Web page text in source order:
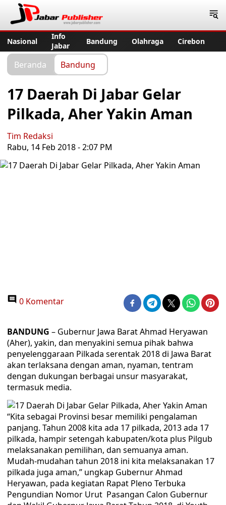
Nasional
Info
Jabar
Bandung Olahraga Cirebon
Beranda Bandung
17 Daerah Di Jabar Gelar
Pilkada, Aher Yakin Aman
Tim Redaksi
Rabu, 14 Feb 2018 - 2:07 PM
0 Komentar
BANDUNG – Gubernur Jawa Barat Ahmad Heryawan
(Aher), yakin, dan menyakini semua pihak bahwa
penyelenggaraan Pilkada serentak 2018 di Jawa Barat
akan terlaksana dengan aman, nyaman, tentram
dengan dukungan berbagai unsur masyarakat,
termasuk media.
“Kita sebagai Provinsi besar memiliki pengalaman
panjang. Tahun 2008 kita ada 17 pilkada, 2013 ada 17
pilkada, hampir setengah kabupaten/kota plus Pilgub
melaksanakan pemilihan, dan semuanya aman.
Mudah-mudahan tahun 2018 ini kita melaksanakan 17
pilkada juga aman,” ungkap Gubernur Ahmad
Heryawan, pada kegiatan Rapat Pleno Terbuka
Pengundian Nomor Urut Pasangan Calon Gubernur